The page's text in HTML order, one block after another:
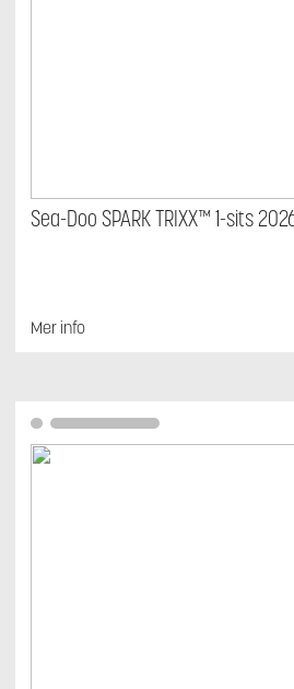
Sea-Doo SPARK TRIXX™ 1-sits
Mer info